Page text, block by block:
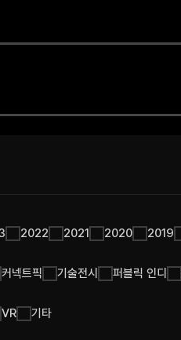
2022 2021 2020 2019
커넥트픽 기술전시 퍼블릭 인디
VR 기타